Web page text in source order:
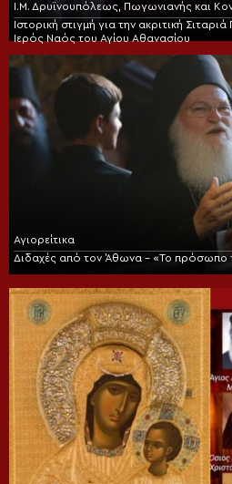
Ι.Μ. Δρυϊνουπόλεως, Πωγωνιανής και
Ιστορική στιγμή για την ακριτική
Ιερός Ναός του Αγίου Αθανασίου
Αγιορείτικα
Διδαχές από τον Άθωνα – «Το πρόσωπο